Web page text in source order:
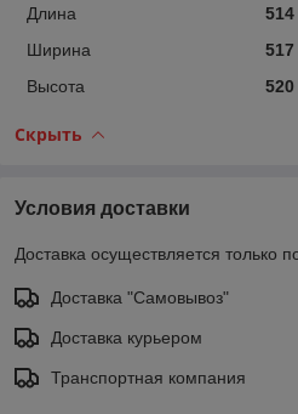
Длина
Ширина
Высота
Скрыть
Условия доставки
Доставка осуществляется только
Доставка "Самовывоз"
Доставка курьером
Транспортная компания